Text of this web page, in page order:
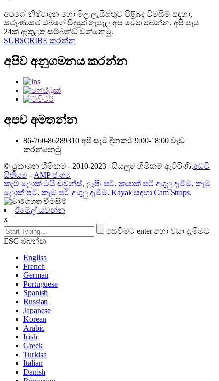
අපගේ නිෂ්පාදන හෝ මිල ලැයිස්තුව පිළිබඳ විමසීම් සඳහා,
කරුණාකර ඔබගේ විද්‍යුත් තැපෑල අප වෙත තබන්න, අපි පැය
24ක් ඇතුළත සම්බන්ධ වන්නෙමු.
SUBSCRIBE කරන්න
අපිව අනුගමනය කරන්න
අපව අමතන්න
86-760-86289310 අපි සෑම දිනකම 9:00-18:00 වැඩ
කරන්නෙමු
© ප්‍රකාශන හිමිකම - 2010-2023 : සියලුම හිමිකම් ඇවිරිණි.අඩවි
සිතියම - AMP ජංගම
කැම් ලොක් ටයි ඩවුන්ස්, ලෑෂිං පටි, කයාක් පටි අගුලු දැමීම, කැම්
ලොක් පටි, කැම් පටි අගුලු දැමීම, Kayak සඳහා Cam Straps,
ඊමේල් යවන්න
x
සෙවීමට enter හෝ වසා දැමීමට
ESC ඔබන්න
English
French
German
Portuguese
Spanish
Russian
Japanese
Korean
Arabic
Irish
Greek
Turkish
Italian
Danish